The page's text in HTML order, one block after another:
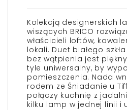
Kolekcją designerskich
wiszących BRICO
właścicieli loftów,
lokali. Duet białego
bez wątpienia jest
tyle uniwersalny, by
pomieszczenia. Nada
rodem ze Śniadanie u
połączy kuchnię z
kilku lamp w jednej linii i